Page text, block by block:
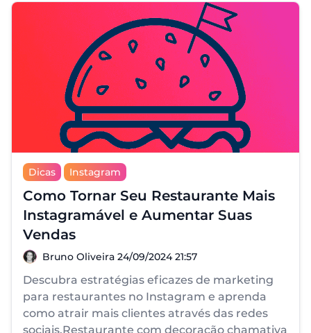
Dicas Instagram
Como Tornar Seu Restaurante Mais
Instagramável e Aumentar Suas
Vendas
Bruno Oliveira
Bruno Oliveira 24/09/2024 21:57
Descubra estratégias eficazes de marketing
para restaurantes no Instagram e aprenda
como atrair mais clientes através das redes
sociais.Restaurante com decoração chamativa